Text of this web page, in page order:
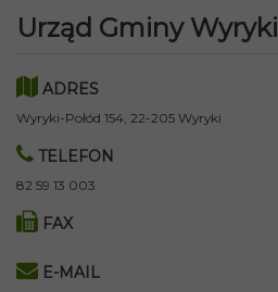
Urząd Gminy Wyryki
ADRES
Wyryki-Połód 154, 22-205 Wyryki
TELEFON
82 59 13 003
FAX
E-MAIL